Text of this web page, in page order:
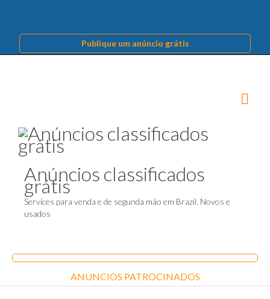
Publique um anúncio grátis
Anúncios classificados
grátis
Services para venda e de segunda mão em Brazil. Novos e
usados
ANUNCIOS PATROCINADOS